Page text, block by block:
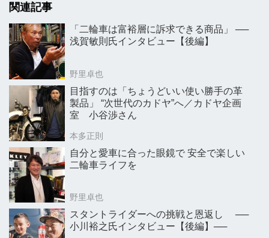
関連記事
「二輪車は富裕層に訴求できる商品」 ──
浅賀敏則氏インタビュー【後編】
野里卓也
目指すのは「ちょうどいい使い勝手の革
製品」 “次世代のカドヤ”へ／カドヤ企画
室 小谷渉さん
本多正則
自分と愛車に合った眼鏡で 安全で楽しい
二輪車ライフを
野里卓也
スタントライダーへの挑戦と恩返し ──
小川裕之氏インタビュー【後編】──